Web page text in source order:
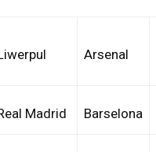
Arsenal
Madrid Barselona